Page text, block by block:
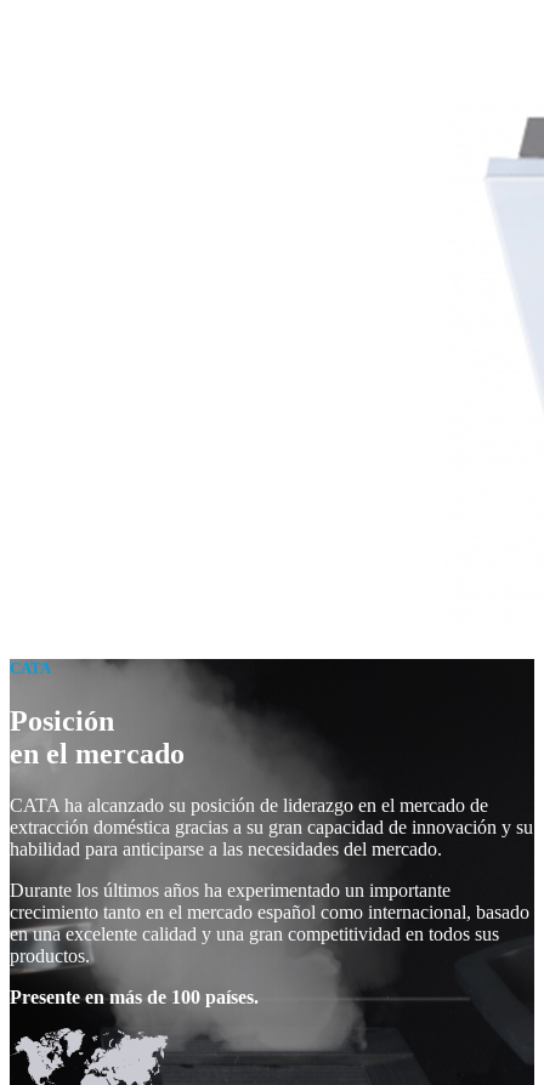
CATA
Posición
en el mercado
CATA ha alcanzado su posición de liderazgo en el mercado de
extracción doméstica gracias a su gran capacidad de innovación y su
habilidad para anticiparse a las necesidades del mercado.
Durante los últimos años ha experimentado un importante
crecimiento tanto en el mercado español como internacional, basado
en una excelente calidad y una gran competitividad en todos sus
productos.
Presente en más de 100 países.